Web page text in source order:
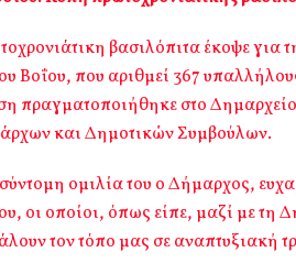
βασιλόπιτα έκοψε για
Βοΐου, που αριθμεί 367
πραγματοποιήθηκε στο
και Δημοτικών Συμβούλων.
ομιλία του ο Δήμαρχος,
οι οποίοι, όπως είπε, μαζί με τη
τον τόπο μας σε αναπτυξιακή